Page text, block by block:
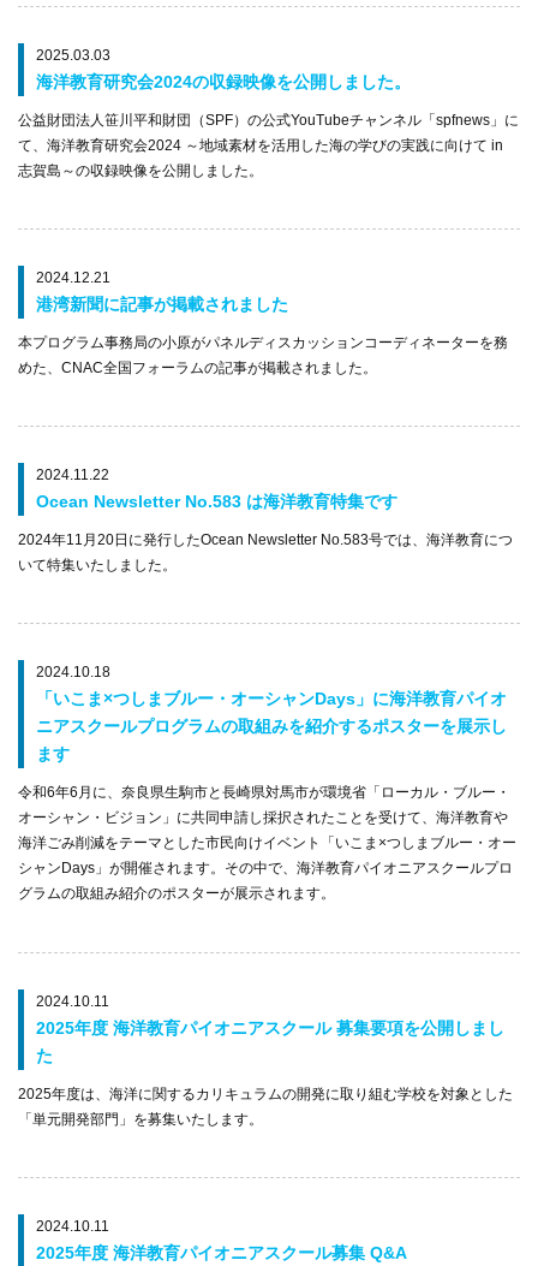
2025.03.03
海洋教育研究会2024の収録映像を公開しました。
公益財団法人笹川平和財団（SPF）の公式YouTubeチャンネル「spfnews」に
て、海洋教育研究会2024 ～地域素材を活用した海の学びの実践に向けて in
志賀島～の収録映像を公開しました。
2024.12.21
港湾新聞に記事が掲載されました
本プログラム事務局の小原がパネルディスカッションコーディネーターを務
めた、CNAC全国フォーラムの記事が掲載されました。
2024.11.22
Ocean Newsletter No.583 は海洋教育特集です
2024年11月20日に発行したOcean Newsletter No.583号では、海洋教育につ
いて特集いたしました。
2024.10.18
「いこま×つしまブルー・オーシャンDays」に海洋教育パイオ
ニアスクールプログラムの取組みを紹介するポスターを展示し
ます
令和6年6月に、奈良県生駒市と長崎県対馬市が環境省「ローカル・ブルー・
オーシャン・ビジョン」に共同申請し採択されたことを受けて、海洋教育や
海洋ごみ削減をテーマとした市民向けイベント「いこま×つしまブルー・オー
シャンDays」が開催されます。その中で、海洋教育パイオニアスクールプロ
グラムの取組み紹介のポスターが展示されます。
2024.10.11
2025年度 海洋教育パイオニアスクール 募集要項を公開しまし
た
2025年度は、海洋に関するカリキュラムの開発に取り組む学校を対象とした
「単元開発部門」を募集いたします。
2024.10.11
2025年度 海洋教育パイオニアスクール募集 Q&A